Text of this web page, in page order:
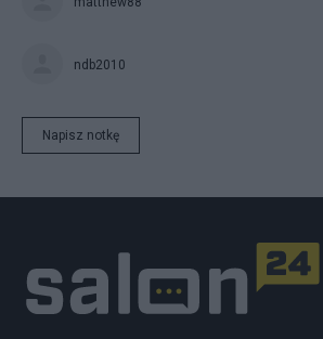
ndb2010
Napisz notkę